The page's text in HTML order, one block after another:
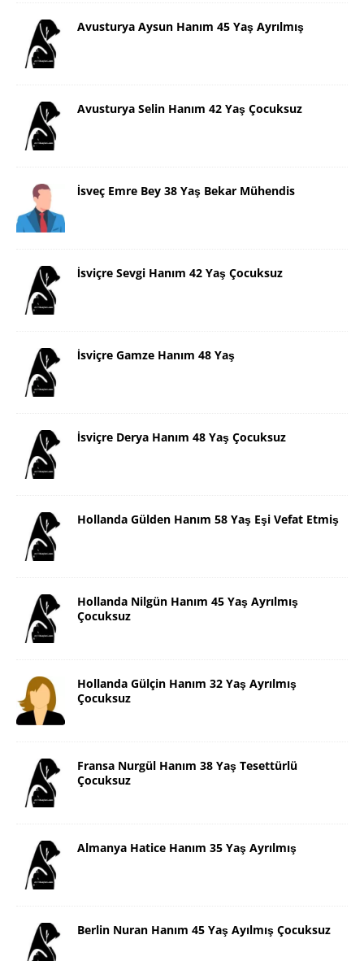
Avusturya Aysun Hanım 45 Yaş Ayrılmış
Avusturya Selin Hanım 42 Yaş Çocuksuz
İsveç Emre Bey 38 Yaş Bekar Mühendis
İsviçre Sevgi Hanım 42 Yaş Çocuksuz
İsviçre Gamze Hanım 48 Yaş
İsviçre Derya Hanım 48 Yaş Çocuksuz
Hollanda Gülden Hanım 58 Yaş Eşi Vefat Etmiş
Hollanda Nilgün Hanım 45 Yaş Ayrılmış
Çocuksuz
Hollanda Gülçin Hanım 32 Yaş Ayrılmış
Çocuksuz
Fransa Nurgül Hanım 38 Yaş Tesettürlü
Çocuksuz
Almanya Hatice Hanım 35 Yaş Ayrılmış
Berlin Nuran Hanım 45 Yaş Ayılmış Çocuksuz